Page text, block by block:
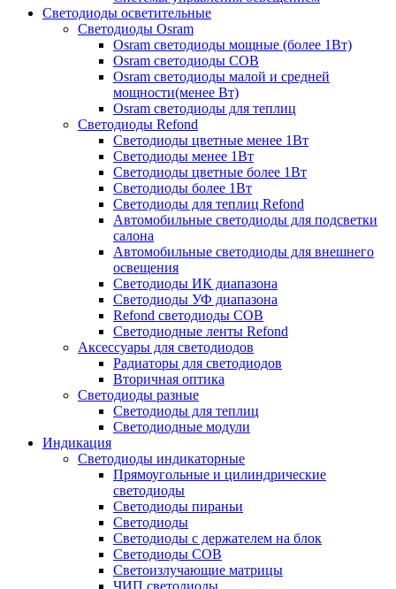
Светодиоды осветительные
Светодиоды Osram
Osram светодиоды мощные (более 1Вт)
Osram светодиоды COB
Osram светодиоды малой и средней
мощности(менее Вт)
Osram светодиоды для теплиц
Светодиоды Refond
Светодиоды цветные менее 1Вт
Светодиоды менее 1Вт
Светодиоды цветные более 1Вт
Светодиоды более 1Вт
Светодиоды для теплиц Refond
Автомобильные светодиоды для подсветки
салона
Автомобильные светодиоды для внешнего
освещения
Светодиоды ИК диапазона
Светодиоды УФ диапазона
Refond светодиоды COB
Светодиодные ленты Refond
Аксессуары для светодиодов
Радиаторы для светодиодов
Вторичная оптика
Светодиоды разные
Светодиоды для теплиц
Светодиодные модули
Индикация
Светодиоды индикаторные
Прямоугольные и цилиндрические
светодиоды
Светодиоды пираньи
Светодиоды
Светодиоды с держателем на блок
Светодиоды COB
Светоизлучающие матрицы
ЧИП светодиоды